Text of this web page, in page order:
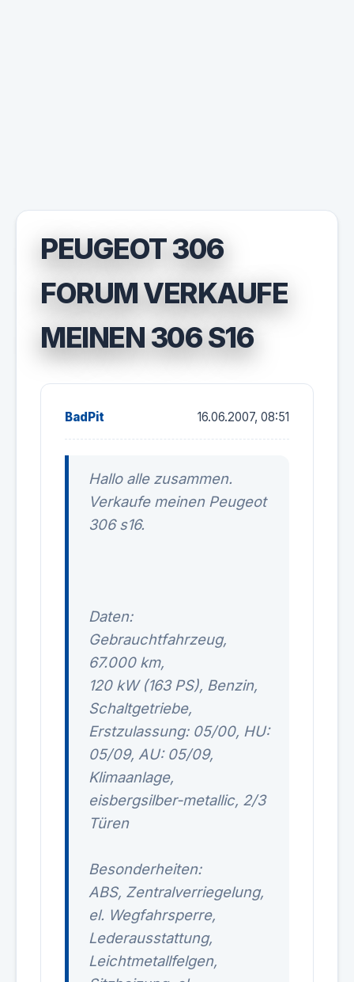
PEUGEOT 306
FORUM VERKAUFE
MEINEN 306 S16
BadPit 16.06.2007, 08:51
Hallo alle zusammen.
Verkaufe meinen Peugeot
306 s16.
Daten:
Gebrauchtfahrzeug,
67.000 km,
120 kW (163 PS), Benzin,
Schaltgetriebe,
Erstzulassung: 05/00, HU:
05/09, AU: 05/09,
Klimaanlage,
eisbergsilber-metallic, 2/3
Türen
Besonderheiten:
ABS, Zentralverriegelung,
el. Wegfahrsperre,
Lederausstattung,
Leichtmetallfelgen,